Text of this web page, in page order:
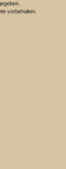
vorbehalten.